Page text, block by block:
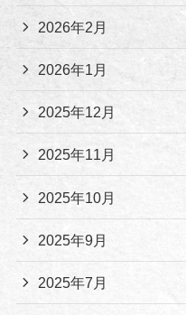
2026年2月
2026年1月
2025年12月
2025年11月
2025年10月
2025年9月
2025年7月